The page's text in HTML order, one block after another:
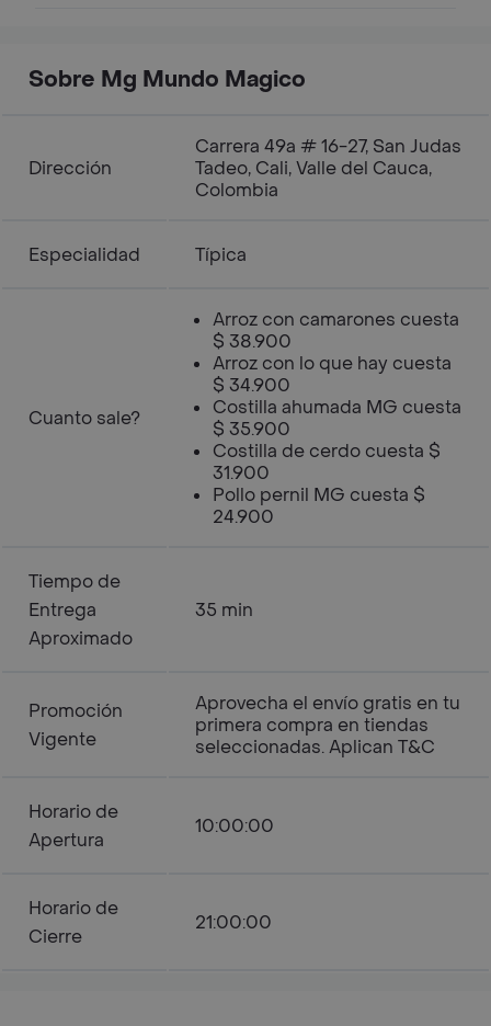
Sobre Mg Mundo Magico
Dirección
Carrera 49a # 16-27, San Judas
Tadeo, Cali, Valle del Cauca,
Colombia
Especialidad Típica
Cuanto sale?
Arroz con camarones cuesta
$ 38.900
Arroz con lo que hay cuesta
$ 34.900
Costilla ahumada MG cuesta
$ 35.900
Costilla de cerdo cuesta $
31.900
Pollo pernil MG cuesta $
24.900
Tiempo de
Entrega
Aproximado
35 min
Promoción
Vigente
Aprovecha el envío gratis en tu
primera compra en tiendas
seleccionadas. Aplican T&C
Horario de
Apertura
10:00:00
Horario de
Cierre
21:00:00